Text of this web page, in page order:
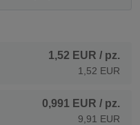
1,52 EUR / pz.
1,52 EUR
0,991 EUR / pz.
9,91 EUR